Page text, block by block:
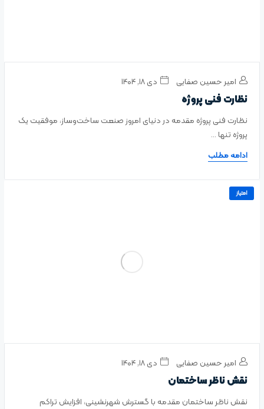
امیر حسین صفایی دی ۱۸, ۱۴۰۴
نظارت فنی پروژه
نظارت فنی پروژه مقدمه در دنیای امروز صنعت ساخت‌وساز، موفقیت یک
پروژه تنها ...
ادامه مطلب
امتیاز
امیر حسین صفایی دی ۱۸, ۱۴۰۴
نقش ناظر ساختمان
نقش ناظر ساختمان مقدمه با گسترش شهرنشینی، افزایش تراکم